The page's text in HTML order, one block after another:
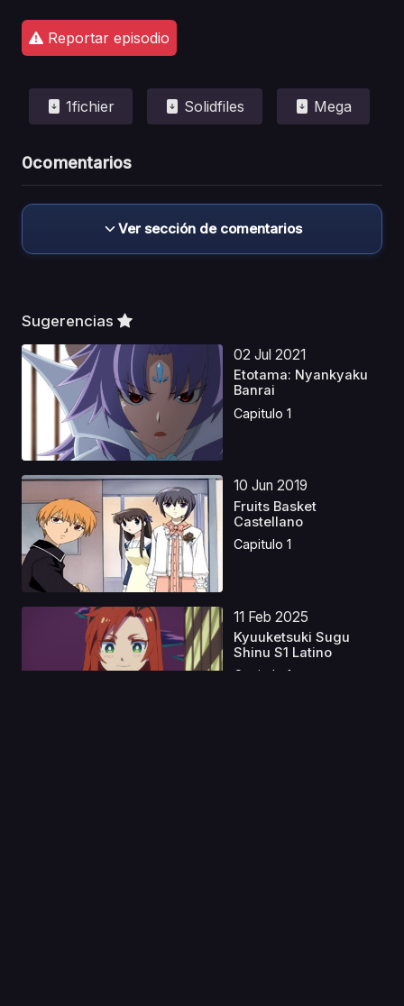
Reportar episodio
1fichier Solidfiles Mega
0comentarios
Ver sección de comentarios
Sugerencias
02 Jul 2021
Etotama: Nyankyaku
Banrai
Capitulo 1
10 Jun 2019
Fruits Basket
Castellano
Capitulo 1
11 Feb 2025
Kyuuketsuki Sugu
Shinu S1 Latino
Capitulo 1